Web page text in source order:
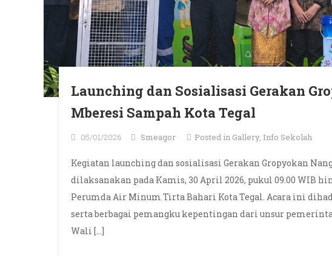
Launching dan Sosialisasi Gerakan
Mberesi Sampah Kota Tegal
05/01/2026 Smeagor Posted in Gallery, Info Sekolah
Kegiatan launching dan sosialisasi Gerakan Gropyokan
dilaksanakan pada Kamis, 30 April 2026, pukul 09.00 WIB
Perumda Air Minum Tirta Bahari Kota Tegal. Acara ini
serta berbagai pemangku kepentingan dari unsur
Wali […]